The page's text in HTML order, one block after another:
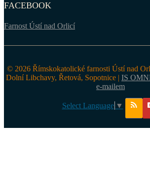
FACEBOOK
Farnost Ústí nad Orlicí
© 2026 Římskokatolické farnosti Ústí nad
Dolní Libchavy, Řetová, Sopotnice | IS
e-mailem
Select Language ▼